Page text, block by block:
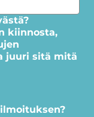
kiinnosta,
juuri sitä mitä